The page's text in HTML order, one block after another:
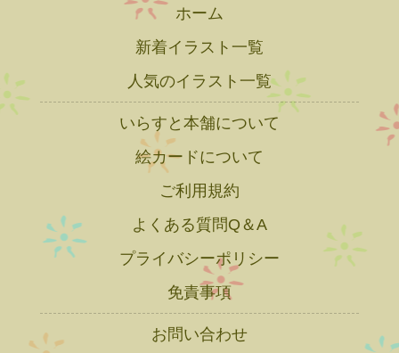
ホーム
新着イラスト一覧
人気のイラスト一覧
いらすと本舗について
絵カードについて
ご利用規約
よくある質問Q＆A
プライバシーポリシー
免責事項
お問い合わせ